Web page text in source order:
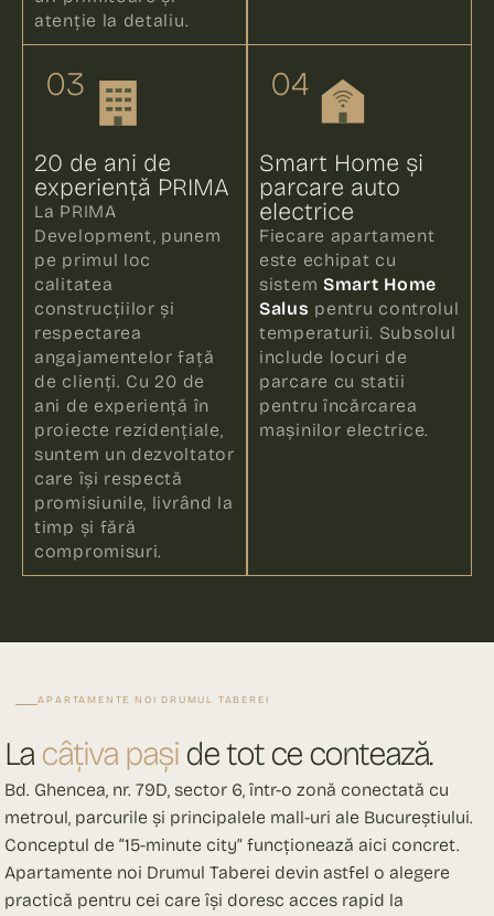
atenție la detaliu.
03
20 de ani de
experiență PRIMA
La PRIMA
Development, punem
pe primul loc
calitatea
construcțiilor și
respectarea
angajamentelor față
de clienți. Cu 20 de
ani de experiență în
proiecte rezidențiale,
suntem un dezvoltator
care își respectă
promisiunile, livrând la
timp și fără
compromisuri.
04
Smart Home și
parcare auto
electrice
Fiecare apartament
este echipat cu
sistem Smart Home
Salus pentru controlul
temperaturii. Subsolul
include locuri de
parcare cu statii
pentru încărcarea
mașinilor electrice.
APARTAMENTE NOI DRUMUL TABEREI
La câțiva pașide tot ce contează.
Bd. Ghencea, nr. 79D, sector 6, într-o zonă conectată cu
metroul, parcurile și principalele mall-uri ale Bucureștiului.
Conceptul de “15-minute city” funcționează aici concret.
Apartamente noi Drumul Taberei devin astfel o alegere
practică pentru cei care își doresc acces rapid la